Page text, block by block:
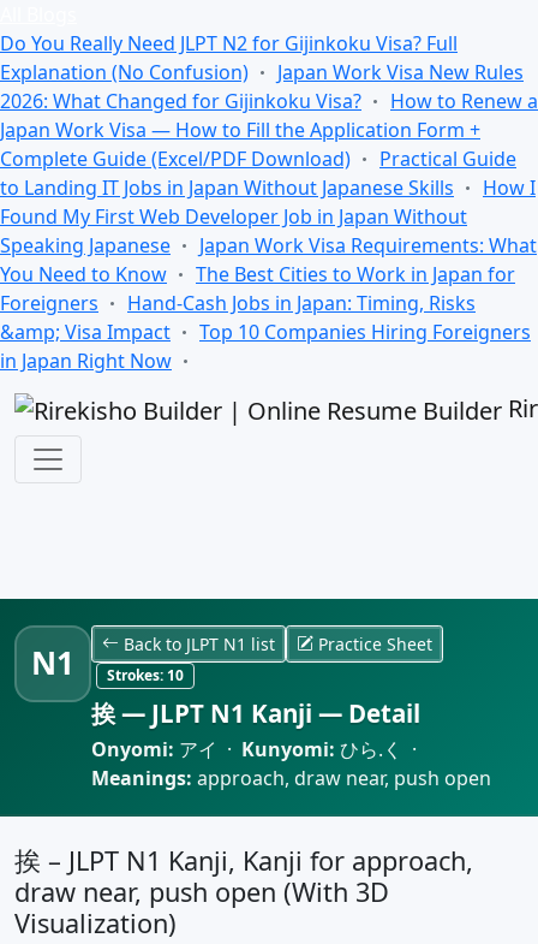
Do You Really Need JLPT N2 for Gijinkoku Visa? Full
Explanation (No Confusion)
Japan Work Visa New Rules
2026: What Changed for Gijinkoku Visa?
How to Renew a
Japan Work Visa — How to Fill the Application Form +
Complete Guide (Excel/PDF Download)
Practical Guide
to Landing IT Jobs in Japan Without Japanese Skills
How I
Found My First Web Developer Job in Japan Without
Speaking Japanese
Japan Work Visa Requirements: What
You Need to Know
The Best Cities to Work in Japan for
Foreigners
Hand-Cash Jobs in Japan: Timing, Risks
&amp; Visa Impact
Top 10 Companies Hiring Foreigners
in Japan Right Now
N1 Back to JLPT N1 list Practice Sheet
Strokes:10
挨 — JLPT N1 Kanji — Detail
Onyomi: アイ · Kunyomi: ひら.く ·
Meanings: approach, draw near, push open
挨 – JLPT N1 Kanji, Kanji for approach,
draw near, push open (With 3D
Visualization)